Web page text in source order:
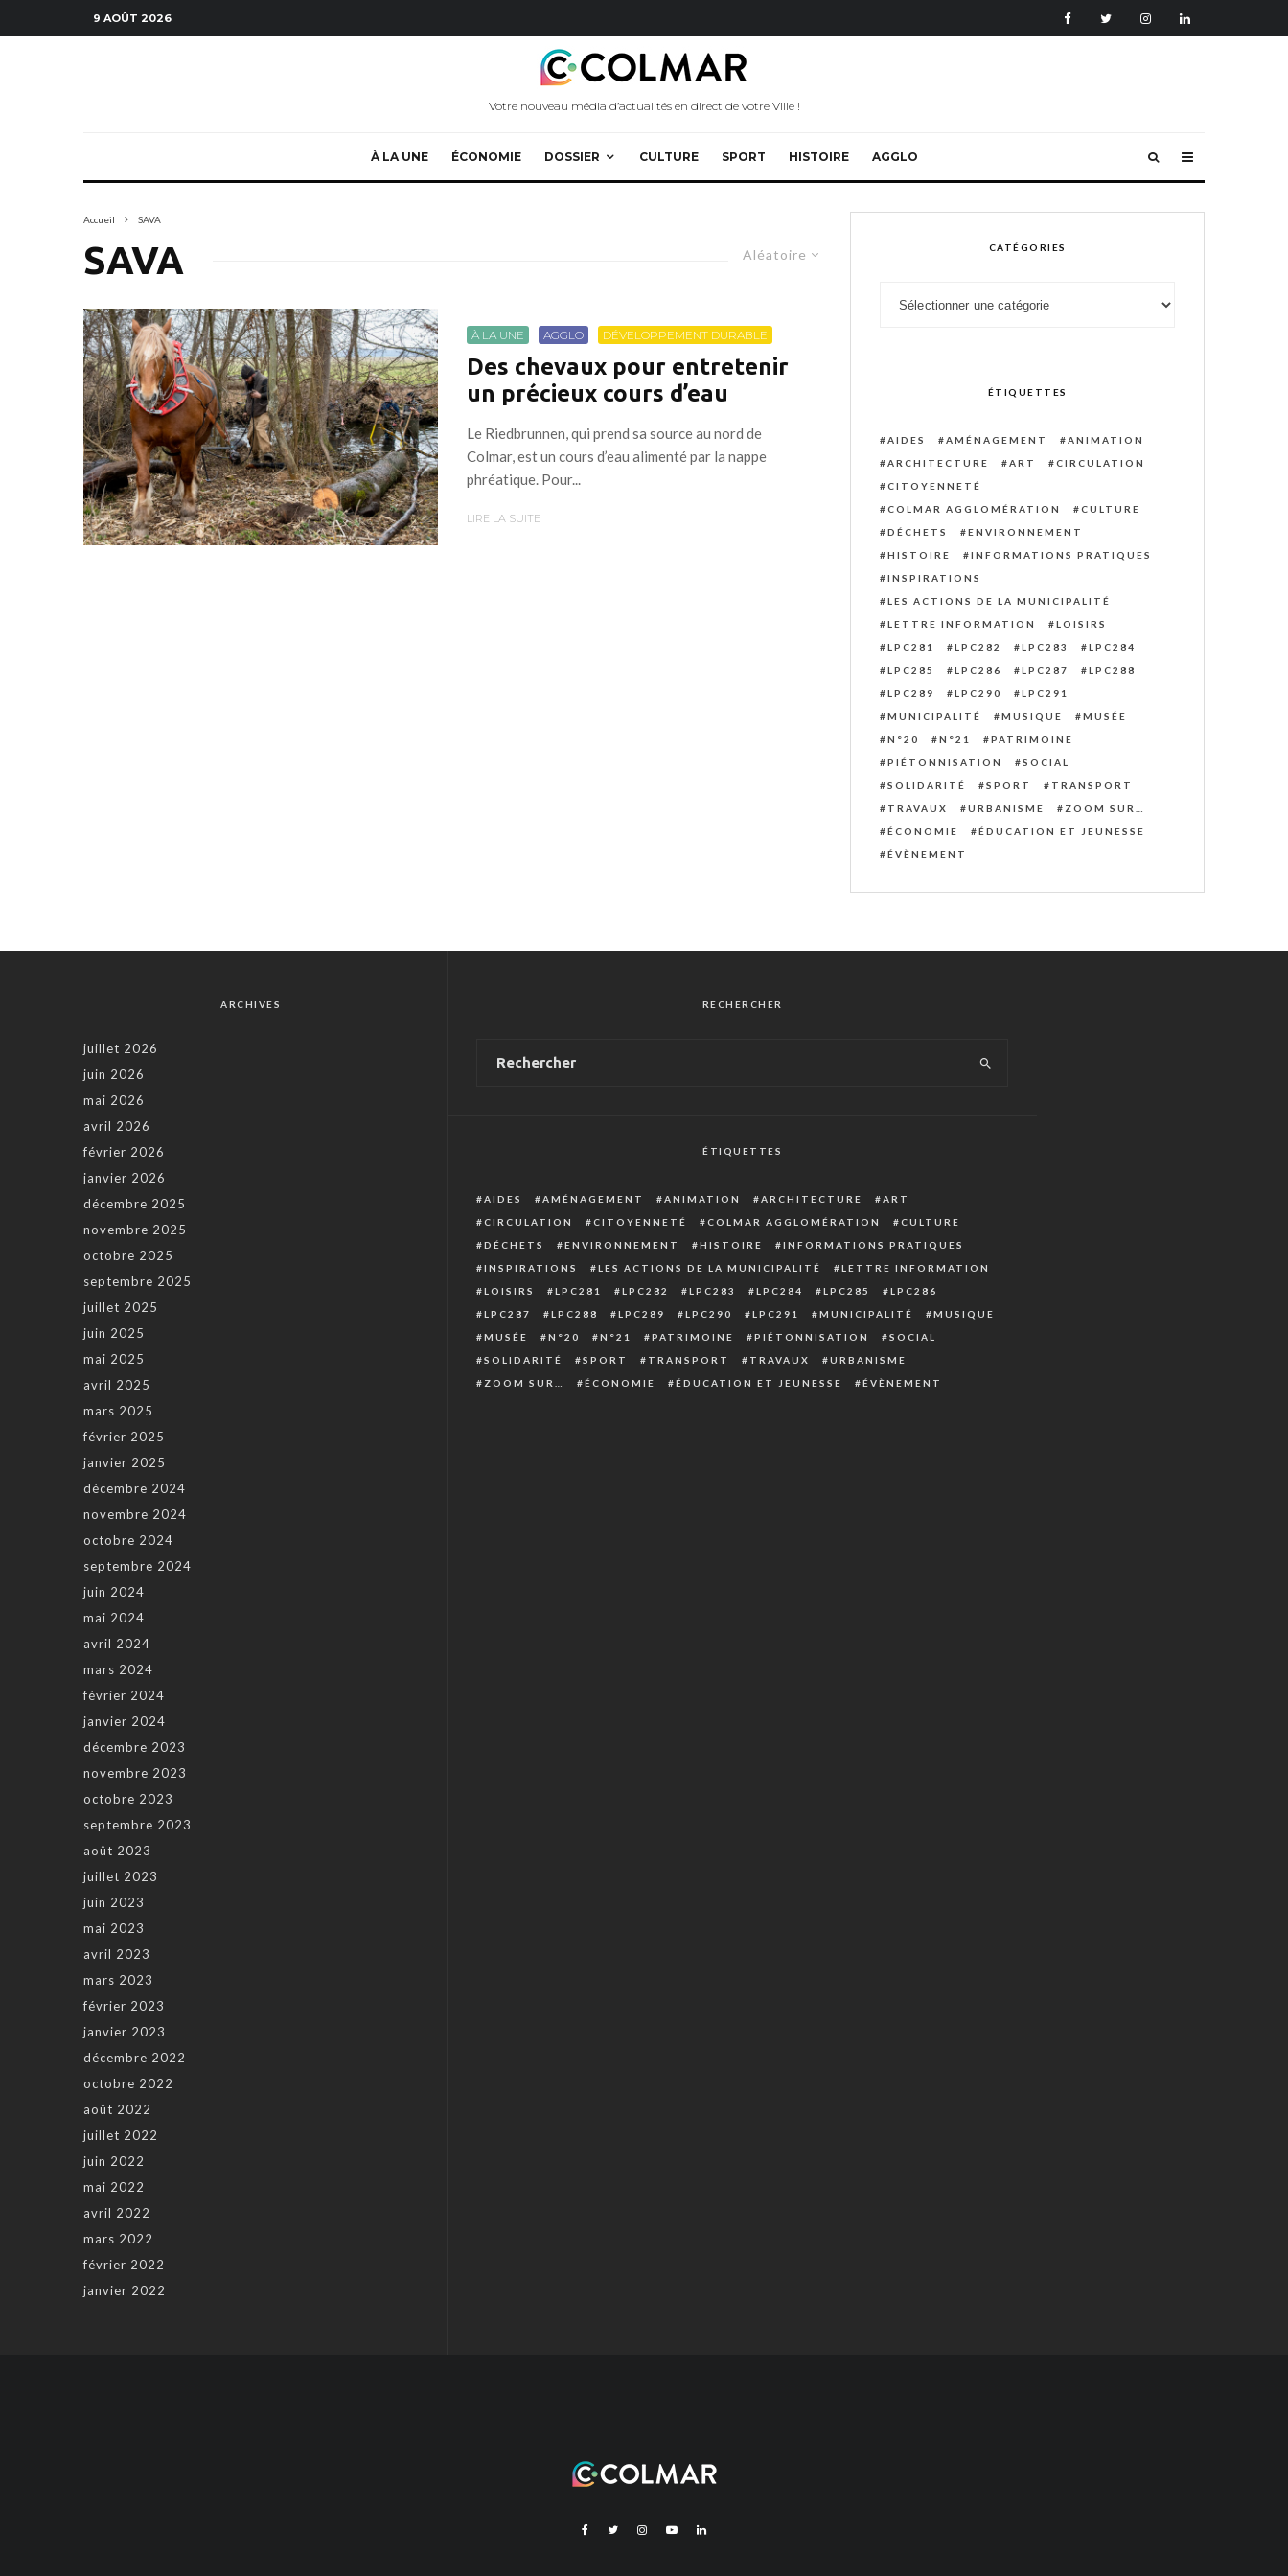
9 AOÛT 2026
Votre nouveau média d’actualités en direct de votre Ville !
À LA UNE ÉCONOMIE DOSSIER CULTURE SPORT HISTOIRE AGGLO
Accueil SAVA
Aléatoire
SAVA
À LA UNE AGGLO DÉVELOPPEMENT DURABLE
Des chevaux pour entretenir
un précieux cours d’eau
Le Riedbrunnen, qui prend sa source au nord de
Colmar, est un cours d’eau alimenté par la nappe
phréatique. Pour...
LIRE LA SUITE
CATÉGORIES
ÉTIQUETTES
AIDES AMÉNAGEMENT
ANIMATION
ARCHITECTURE
ART
CIRCULATION
CITOYENNETÉ
COLMAR AGGLOMÉRATION
CULTURE
DÉCHETS
ENVIRONNEMENT
HISTOIRE
INFORMATIONS PRATIQUES
INSPIRATIONS
LES ACTIONS DE LA MUNICIPALITÉ
LETTRE INFORMATION
LOISIRS
LPC281
LPC282 LPC283
LPC284
LPC285
LPC286 LPC287
LPC288
LPC289
LPC290
LPC291
MUNICIPALITÉ
MUSIQUE
MUSÉE
N°20
N°21
PATRIMOINE
PIÉTONNISATION
SOCIAL
SOLIDARITÉ
SPORT
TRANSPORT
TRAVAUX
URBANISME
ZOOM SUR…
ÉCONOMIE
ÉDUCATION ET JEUNESSE
ÉVÈNEMENT
ARCHIVES
juillet 2026
juin 2026
mai 2026
avril 2026
février 2026
janvier 2026
décembre 2025
novembre 2025
octobre 2025
septembre 2025
juillet 2025
juin 2025
mai 2025
avril 2025
mars 2025
février 2025
janvier 2025
décembre 2024
novembre 2024
octobre 2024
septembre 2024
juin 2024
mai 2024
avril 2024
mars 2024
février 2024
janvier 2024
décembre 2023
novembre 2023
octobre 2023
septembre 2023
août 2023
juillet 2023
juin 2023
mai 2023
avril 2023
mars 2023
février 2023
janvier 2023
décembre 2022
octobre 2022
août 2022
juillet 2022
juin 2022
mai 2022
avril 2022
mars 2022
février 2022
janvier 2022
RECHERCHER
ÉTIQUETTES
AIDES AMÉNAGEMENT ANIMATION ARCHITECTURE
ART
CIRCULATION
CITOYENNETÉ COLMAR AGGLOMÉRATION
CULTURE
DÉCHETS
ENVIRONNEMENT HISTOIRE
INFORMATIONS PRATIQUES
INSPIRATIONS
LES ACTIONS DE LA MUNICIPALITÉ
LETTRE INFORMATION
LOISIRS
LPC281 LPC282 LPC283 LPC284 LPC285
LPC286
LPC287
LPC288 LPC289 LPC290 LPC291 MUNICIPALITÉ
MUSIQUE
MUSÉE
N°20 N°21 PATRIMOINE PIÉTONNISATION
SOCIAL
SOLIDARITÉ
SPORT TRANSPORT TRAVAUX
URBANISME
ZOOM SUR…
ÉCONOMIE ÉDUCATION ET JEUNESSE ÉVÈNEMENT